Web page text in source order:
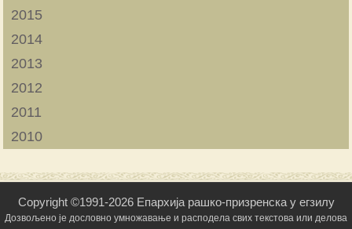
2015
2014
2013
2012
2011
2010
Copyright ©1991-2026 Епархија рашко-призренска у егзилу
Дозвољено је дословно умножавање и расподела свих текстова или делова